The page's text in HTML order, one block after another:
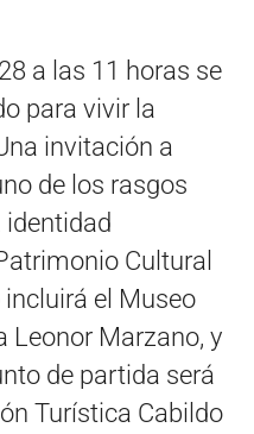
a las 11 horas se
para vivir la
invitación a
de los rasgos
identidad
Cultural
el Museo
Leonor Marzano, y
de partida será
Turística Cabildo